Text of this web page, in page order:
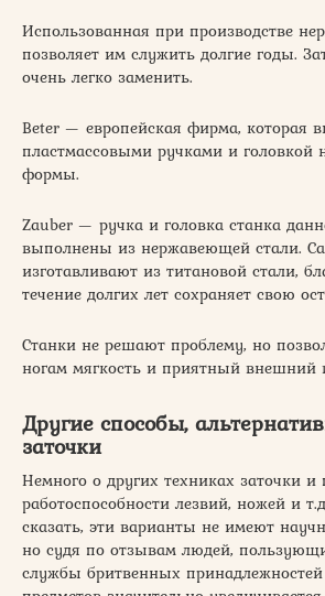
Использованная при производстве
позволяет им служить долгие годы.
очень легко заменить.
Beter — европейская фирма, которая
пластмассовыми ручками и головкой
формы.
Zauber — ручка и головка станка
выполнены из нержавеющей стали.
изготавливают из титановой стали,
течение долгих лет сохраняет свою
Станки не решают проблему, но
ногам мягкость и приятный внешний
Другие способы,
заточки
Немного о других техниках заточки и
работоспособности лезвий, ножей и
сказать, эти варианты не имеют
но судя по отзывам людей,
службы бритвенных